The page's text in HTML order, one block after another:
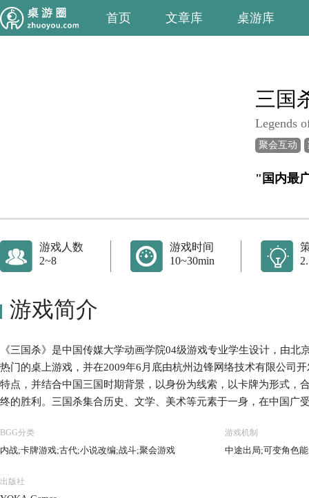
首页 文章库 桌游库
三国
Legends
聚会互动
"国内最
游戏人数
2~8
游戏时间
10~30min
游戏简介
《三国杀》是中国传媒大学动画学院04级游戏专业学生设计，由
热门的桌上游戏，并在2009年6月底由杭州边锋网络技术有限公司
特点，并结合中国三国时期背景，以身份为线索，以卡牌为形式，
终的胜利。三国杀集合历史、文学、美术等元素于一身，在中国广
BGG分类
内战;卡牌游戏;古代;小说改编;战斗;聚会游戏
游戏机制
中途出局;可变角色
出版社